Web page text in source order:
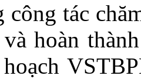
công tác
hoàn